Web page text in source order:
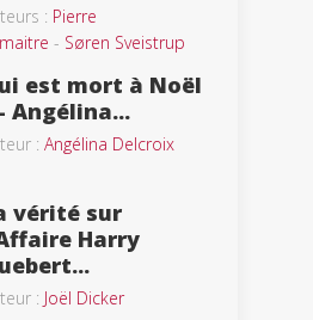
: Pierre
- Søren Sveistrup
est mort à Noël
Angélina...
: Angélina Delcroix
vérité sur
Harry
: Joël Dicker